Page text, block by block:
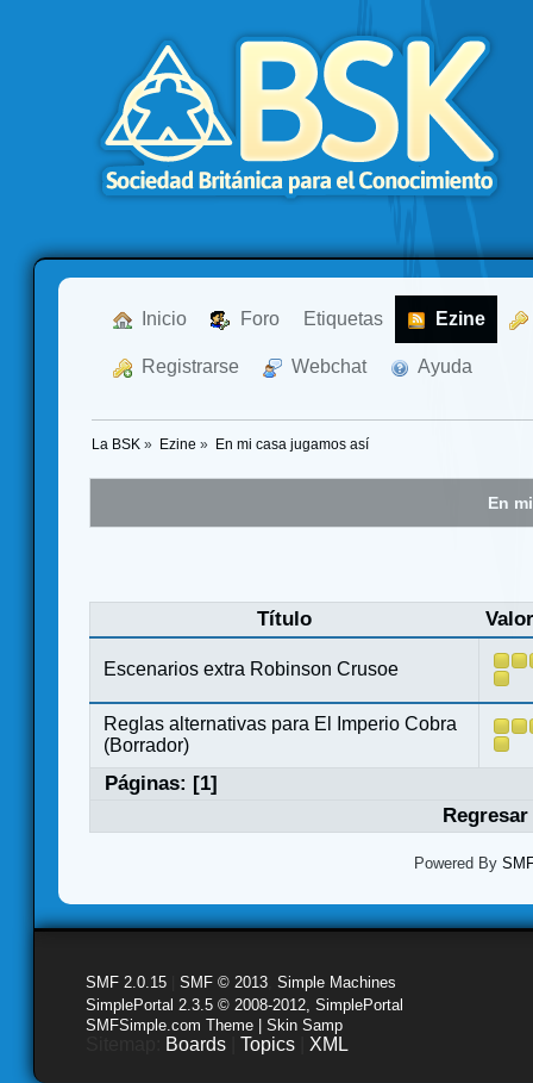
Inicio Foro Etiquetas Ezine
Registrarse Webchat Ayuda
La BSK » Ezine » En mi casa jugamos así
En
Título
Escenarios extra Robinson Crusoe
Reglas alternativas para El Imperio Cobra
(Borrador)
Páginas: [1]
Powered By
SMF 2.0.15 SMF © 2013 Simple Machines
SimplePortal 2.3.5 © 2008-2012, SimplePortal
SMFSimple.com Theme | Skin Samp
Boards Topics XML